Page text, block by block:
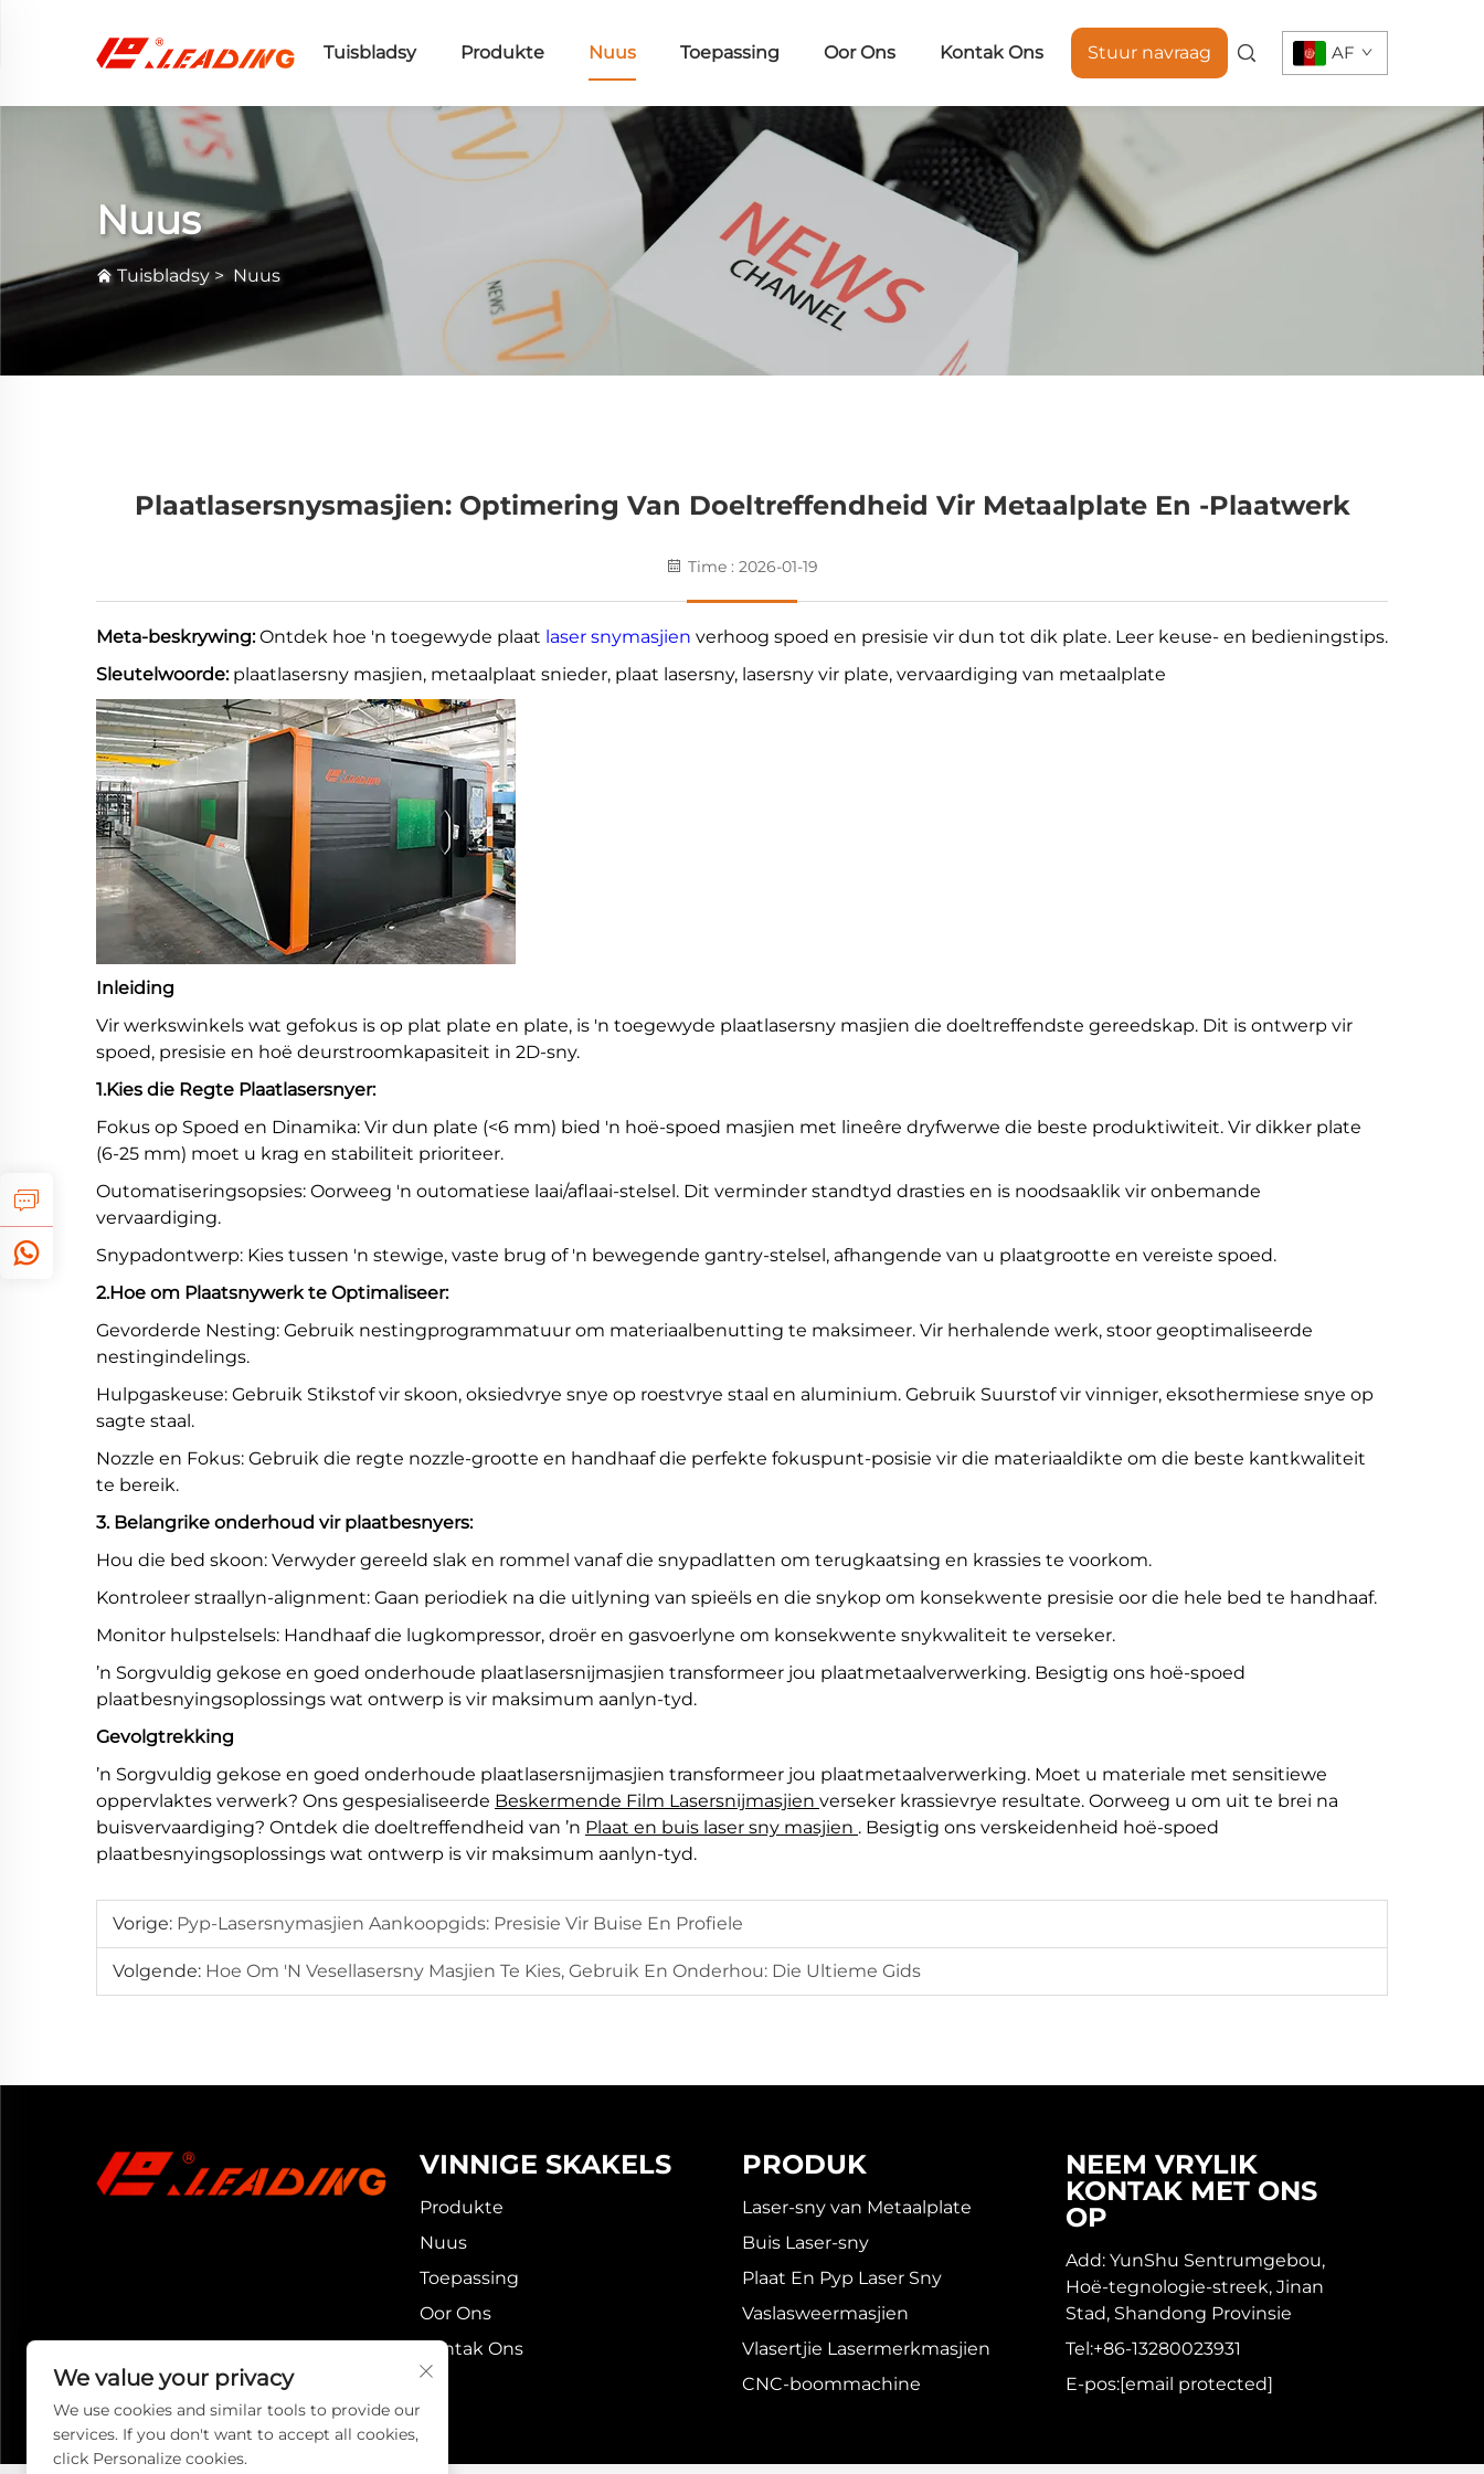
Tuisbladsy Produkte Nuus Toepassing Oor Ons Kontak Ons Stuur navraag AF
Nuus
Tuisbladsy > Nuus
Plaatlasersnysmasjien: Optimering Van Doeltreffendheid Vir Metaalplate En -plaatwerk
Time : 2026-01-19
Meta-beskrywing:Ontdek hoe 'n toegewyde plaat laser snymasjien verhoog spoed en presisie vir dun tot dik plate. Leer keuse- en bedieningstips.
Sleutelwoorde: plaatlasersny masjien, metaalplaat snieder, plaat lasersny, lasersny vir plate, vervaardiging van metaalplate
Inleiding
Vir werkswinkels wat gefokus is op plat plate en plate, is 'n toegewyde plaatlasersny masjien die doeltreffendste gereedskap. Dit is ontwerp vir
spoed, presisie en hoë deurstroomkapasiteit in 2D-sny.
1.Kies die Regte Plaatlasersnyer:
Fokus op Spoed en Dinamika: Vir dun plate (<6 mm) bied 'n hoë-spoed masjien met lineêre dryfwerwe die beste produktiwiteit. Vir dikker plate
(6-25 mm) moet u krag en stabiliteit prioriteer.
Outomatiseringsopsies: Oorweeg 'n outomatiese laai/aflaai-stelsel. Dit verminder standtyd drasties en is noodsaaklik vir onbemande
vervaardiging.
Snypadontwerp: Kies tussen 'n stewige, vaste brug of 'n bewegende gantry-stelsel, afhangende van u plaatgrootte en vereiste spoed.
2.Hoe om Plaatsnywerk te Optimaliseer:
Gevorderde Nesting: Gebruik nestingprogrammatuur om materiaalbenutting te maksimeer. Vir herhalende werk, stoor geoptimaliseerde
nestingindelings.
Hulpgaskeuse: Gebruik Stikstof vir skoon, oksiedvrye snye op roestvrye staal en aluminium. Gebruik Suurstof vir vinniger, eksothermiese snye op
sagte staal.
Nozzle en Fokus: Gebruik die regte nozzle-grootte en handhaaf die perfekte fokuspunt-posisie vir die materiaaldikte om die beste kantkwaliteit
te bereik.
3. Belangrike onderhoud vir plaatbesnyers:
Hou die bed skoon: Verwyder gereeld slak en rommel vanaf die snypadlatten om terugkaatsing en krassies te voorkom.
Kontroleer straallyn-alignment: Gaan periodiek na die uitlyning van spieëls en die snykop om konsekwente presisie oor die hele bed te handhaaf.
Monitor hulpstelsels: Handhaaf die lugkompressor, droër en gasvoerlyne om konsekwente snykwaliteit te verseker.
’n Sorgvuldig gekose en goed onderhoude plaatlasersnijmasjien transformeer jou plaatmetaalverwerking. Besigtig ons hoë-spoed
plaatbesnyingsoplossings wat ontwerp is vir maksimum aanlyn-tyd.
Gevolgtrekking
’n Sorgvuldig gekose en goed onderhoude plaatlasersnijmasjien transformeer jou plaatmetaalverwerking. Moet u materiale met sensitiewe
oppervlaktes verwerk? Ons gespesialiseerde Beskermende Film Lasersnijmasjien verseker krassievrye resultate. Oorweeg u om uit te brei na
buisvervaardiging? Ontdek die doeltreffendheid van ’n Plaat en buis laser sny masjien . Besigtig ons verskeidenheid hoë-spoed
plaatbesnyingsoplossings wat ontwerp is vir maksimum aanlyn-tyd.
Vorige: Pyp-Lasersnymasjien Aankoopgids: Presisie Vir Buise En Profiele
Volgende: Hoe Om 'n Vesellasersny Masjien Te Kies, Gebruik En Onderhou: Die Ultieme Gids
VINNIGE SKAKELS
Produkte
Nuus
Toepassing
Oor Ons
Kontak Ons
PRODUK
Laser-sny van Metaalplate
Buis Laser-sny
Plaat En Pyp Laser Sny
Vaslasweermasjien
Vlasertjie Lasermerkmasjien
CNC-boommachine
NEEM VRYLIK
KONTAK MET ONS
OP
Add: YunShu Sentrumgebou,
Hoë-tegnologie-streek, Jinan
Stad, Shandong Provinsie
Tel:+86-13280023931
E-pos:[email protected]
We value your privacy
We use cookies and similar tools to provide our
services. If you don't want to accept all cookies,
click Personalize cookies.